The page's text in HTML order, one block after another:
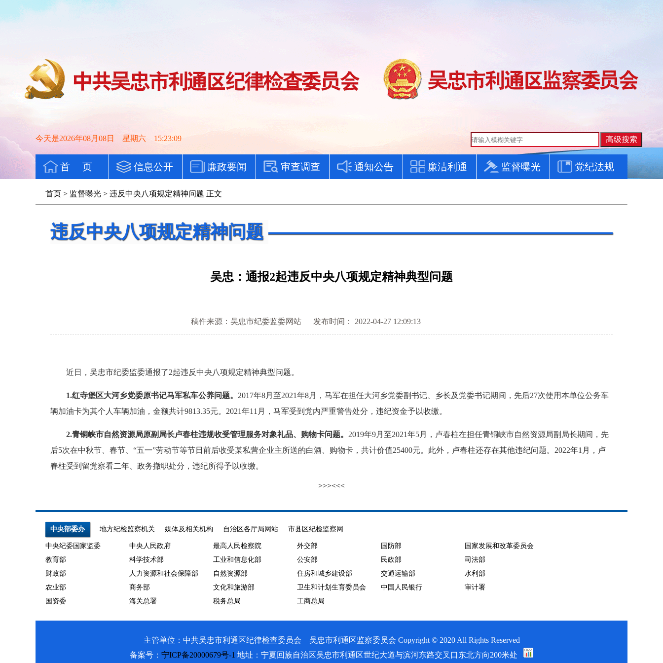
今天是2026年08月08日 星期六 15:23:09
首 页 信息公开 廉政要闻 审查调查 通知公告 廉洁利通 监督曝光 党纪法规
首页 > 监督曝光 > 违反中央八项规定精神问题 正文
违反中央八项规定精神问题
吴忠：通报2起违反中央八项规定精神典型问题
稿件来源：吴忠市纪委监委网站 发布时间： 2022-04-27 12:09:13
近日，吴忠市纪委监委通报了2起违反中央八项规定精神典型问题。
1.红寺堡区大河乡党委原书记马军私车公养问题。 2017年8月至2021年8月，马军在担任大河乡党委副书记、乡长及党委书记期间，先后27次使用本单位公务车
辆加油卡为其个人车辆加油，金额共计9813.35元。2021年11月，马军受到党内严重警告处分，违纪资金予以收缴。
2.青铜峡市自然资源局原副局长卢春柱违规收受管理服务对象礼品、购物卡问题。 2019年9月至2021年5月，卢春柱在担任青铜峡市自然资源局副局长期间，先
后5次在中秋节、春节、“五一”劳动节等节日前后收受某私营企业主所送的白酒、购物卡，共计价值25400元。此外，卢春柱还存在其他违纪问题。2022年1月，卢
春柱受到留党察看二年、政务撤职处分，违纪所得予以收缴。
>>><<<
中央部委办 地方纪检监察机关 媒体及相关机构 自治区各厅局网站 市县区纪检监察网
中央纪委国家监委 中央人民政府 最高人民检察院 外交部 国防部
国家发展和改革委员会
教育部
科学技术部 工业和信息化部 公安部 民政部
司法部
财政部
人力资源和社会保障部 自然资源部 住房和城乡建设部 交通运输部
水利部
农业部
商务部 文化和旅游部 卫生和计划生育委员会 中国人民银行
审计署
国资委
海关总署 税务总局 工商总局
主管单位：中共吴忠市利通区纪律检查委员会 吴忠市利通区监察委员会 Copyright © 2020 All Rights Reserved
备案号： 宁ICP备20000679号-1 地址：宁夏回族自治区吴忠市利通区世纪大道与滨河东路交叉口东北方向200米处